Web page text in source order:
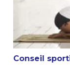
Conseil